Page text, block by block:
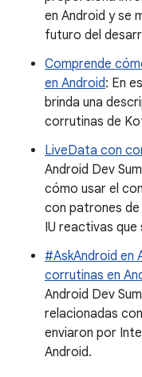
en Android y se
futuro del
Comprende
en Android: En
brinda una
corrutinas de
LiveData con
Android Dev
cómo usar el
con patrones
IU reactivas
#AskAndroid en
corrutinas en
Android Dev
relacionadas
enviaron por
Android.